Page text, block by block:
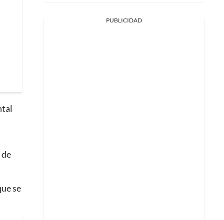
se
PUBLICIDAD